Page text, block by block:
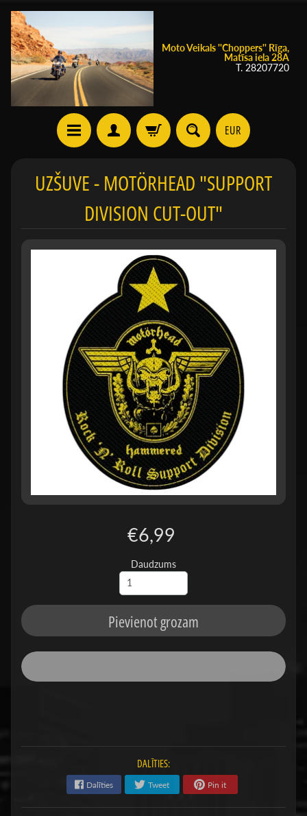
Moto Veikals ''Choppers'' Rīga,
Matīsa iela 28A
T. 28207720
EUR
UZŠUVE - MOTÖRHEAD "SUPPORT
DIVISION CUT-OUT"
€6,99
Daudzums
Pievienot grozam
DALĪTIES:
Dalīties Tweet Pin it